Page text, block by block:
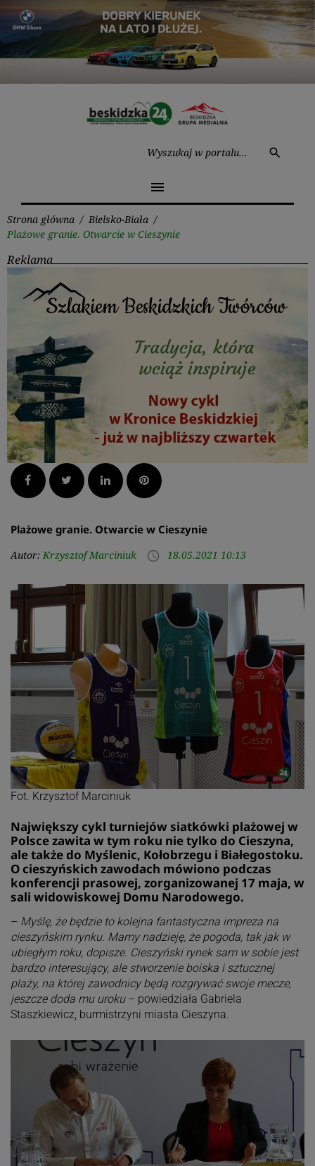
Przejdź
treści
search
menu
Strona główna / Bielsko-Biała /
Plażowe granie. Otwarcie w Cieszynie
Reklama
Facebook Twitter LinkedInPinterest
Plażowe granie. Otwarcie w Cieszynie
Autor: Krzysztof Marciniuk access_time 18.05.2021 10:13
Fot. Krzysztof Marciniuk
Największy cykl turniejów siatkówki plażowej w
Polsce zawita w tym roku nie tylko do Cieszyna,
ale także do Myślenic, Kołobrzegu i Białegostoku.
O cieszyńskich zawodach mówiono podczas
konferencji prasowej, zorganizowanej 17 maja, w
sali widowiskowej Domu Narodowego.
– Myślę, że będzie to kolejna fantastyczna impreza na
cieszyńskim rynku. Mamy nadzieję, że pogoda, tak jak w
ubiegłym roku, dopisze. Cieszyński rynek sam w sobie jest
bardzo interesujący, ale stworzenie boiska i sztucznej
plaży, na której zawodnicy będą rozgrywać swoje mecze,
jeszcze doda mu uroku– powiedziała Gabriela
Staszkiewicz, burmistrzyni miasta Cieszyna.